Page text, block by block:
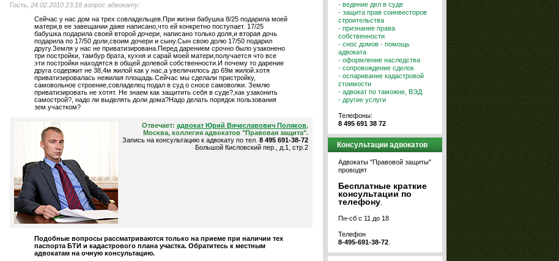
Гость, 24.02.2010 23:18 вопрос адвокату:
Сейчас у нас дом на трех совладельцев.При жизни бабушка 8/25 подарила моей
матери,в ее завещании даже написано,что ей конкретно поступает. 17/25
бабушка подарила своей второй дочери, написано только доля,и вторая дочь
подарила по 17/50 доли,своим дочери и сыну.Сын свою долю 17/50 подарил
другу.Земля у нас не приватизирована.Перед дарением срочно было узаконено
три постройки, тамбур брата, кухня и сарай моей матери,получается что все
эти постройки находятся в общей долевой собственности.И почему то дарение
друга содержит не 38,4м жилой как у нас,а увеличилось до 69м жилой.хотя
приватизировалась нежилая площадь.Сейчас мы сделали пристройку,
самовольное строение,совладелец подал в суд о сносе самоволки. Землю
приватизировать не хотят. Не знаем как защитить себя в суде?,как узаконить
самострой?, надо ли выделять доли дома?Надо делать порядок пользования
зем.участком?
Отвечает: адвокат Юрий Вячеславович Поляков,
Москва, коллегия адвокатов "Правовая защита".
Запись на консультацию к адвокату по тел. 8 495 691-38-72
Большой Кисловский пер., д.1, стр.2
Подобные вопросы рассматриваются только на приеме при наличии тех
паспорта БТИ и кадастрового плана участка. Обратитесь к местным
адвокатам на очную консультацию.
- ведение дел в суде
- защита прав соинвесторов
строительства
- признание права
собственности
- снос домов - помощь
адвоката
- оформление наследства
- сопровождение сделок
- оспаривание кадастровой
стоимости
- адвокат по таможне, ВЭД
- другие услуги
Телефоны:
8 495 691 38 72
Консультации адвокатов
Адвокаты "Правовой защиты"
проводят
Бесплатные краткие
консультации по
телефону
Пн-сб с 11 до 18
Телефон
8-495-691-38-72